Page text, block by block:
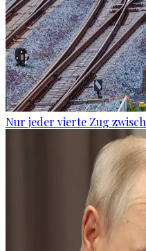
Nur jeder vierte Zug